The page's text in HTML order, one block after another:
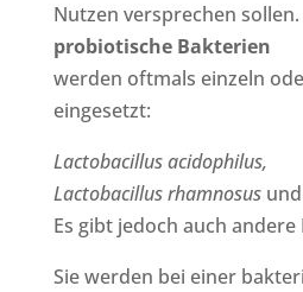
Nutzen versprechen
probiotische Bakterien
werden oftmals einzeln
eingesetzt:
Lactobacillus acidophilus,
Lactobacillus rhamnosus und
Es gibt jedoch auch
Sie werden bei einer